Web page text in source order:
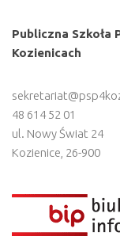
Publiczna Szkoła
Kozienicach
48 614 52 01
ul. Nowy Świat 24
Kozienice 26-900